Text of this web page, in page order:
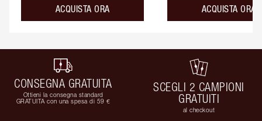
ACQUISTA ORA ACQUISTA ORA
CONSEGNA GRATUITA
Ottieni la consegna standard
GRATUITA con una spesa di 59 €
SCEGLI 2 CAMPIONI
GRATUITI
al checkout